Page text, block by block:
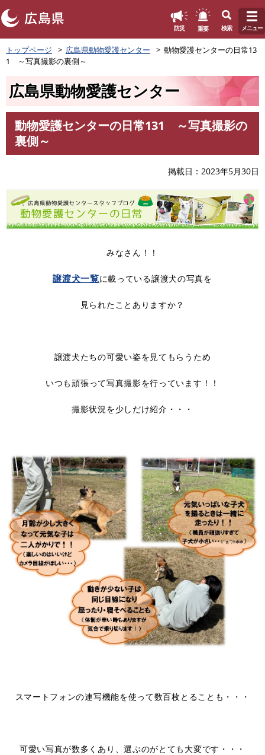
ペ
ー
ジ
防災 重要 検索 メニュー
トップページ 広島県動物愛護センター
動物愛護センターの日常13
1 ～写真撮影の裏側～
広島県動物愛護センター
動物愛護センターの日常131 ～写真撮影の
裏側～
掲載日 2023年5月30日
みなさん！！
譲渡犬一覧に載っている譲渡犬の写真を
見られたことありますか？
譲渡犬たちの可愛い姿を見てもらうため
いつも頑張って写真撮影を行っています！！
撮影状況を少しだけ紹介・・・
スマートフォンの連写機能を使って数百枚とることも・・・
可愛い写真が数多くあり、選ぶのがとても大変です・・・